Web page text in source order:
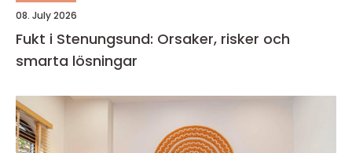
08. July 2026
Fukt i Stenungsund: Orsaker, risker och
smarta lösningar